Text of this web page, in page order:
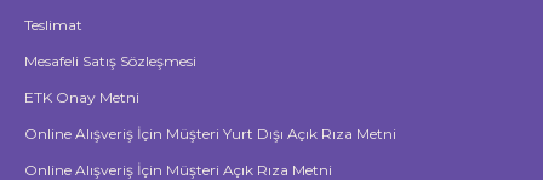
Teslimat
Mesafeli Satış Sözleşmesi
ETK Onay Metni
Online Alışveriş İçin Müşteri Yurt Dışı Açık Rıza Metni
Online Alışveriş İçin Müşteri Açık Rıza Metni